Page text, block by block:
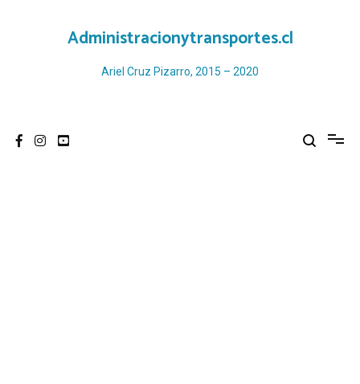
Administracionytransportes.cl
Ariel Cruz Pizarro, 2015 – 2020